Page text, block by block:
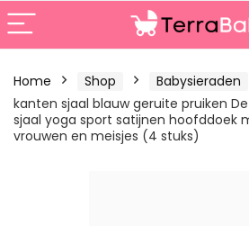
Home Shop Babysieraden
kanten sjaal blauw geruite pruiken
sjaal yoga sport satijnen hoofddoek
vrouwen en meisjes (4 stuks)